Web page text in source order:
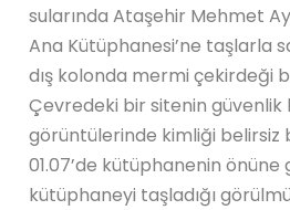
sularında Ataşehir Mehmet
Ana Kütüphanesi’ne taşlarla
dış kolonda mermi çekirdeği
Çevredeki bir sitenin güvenlik
görüntülerinde kimliği belirsiz
01.07’de kütüphanenin önüne
kütüphaneyi taşladığı